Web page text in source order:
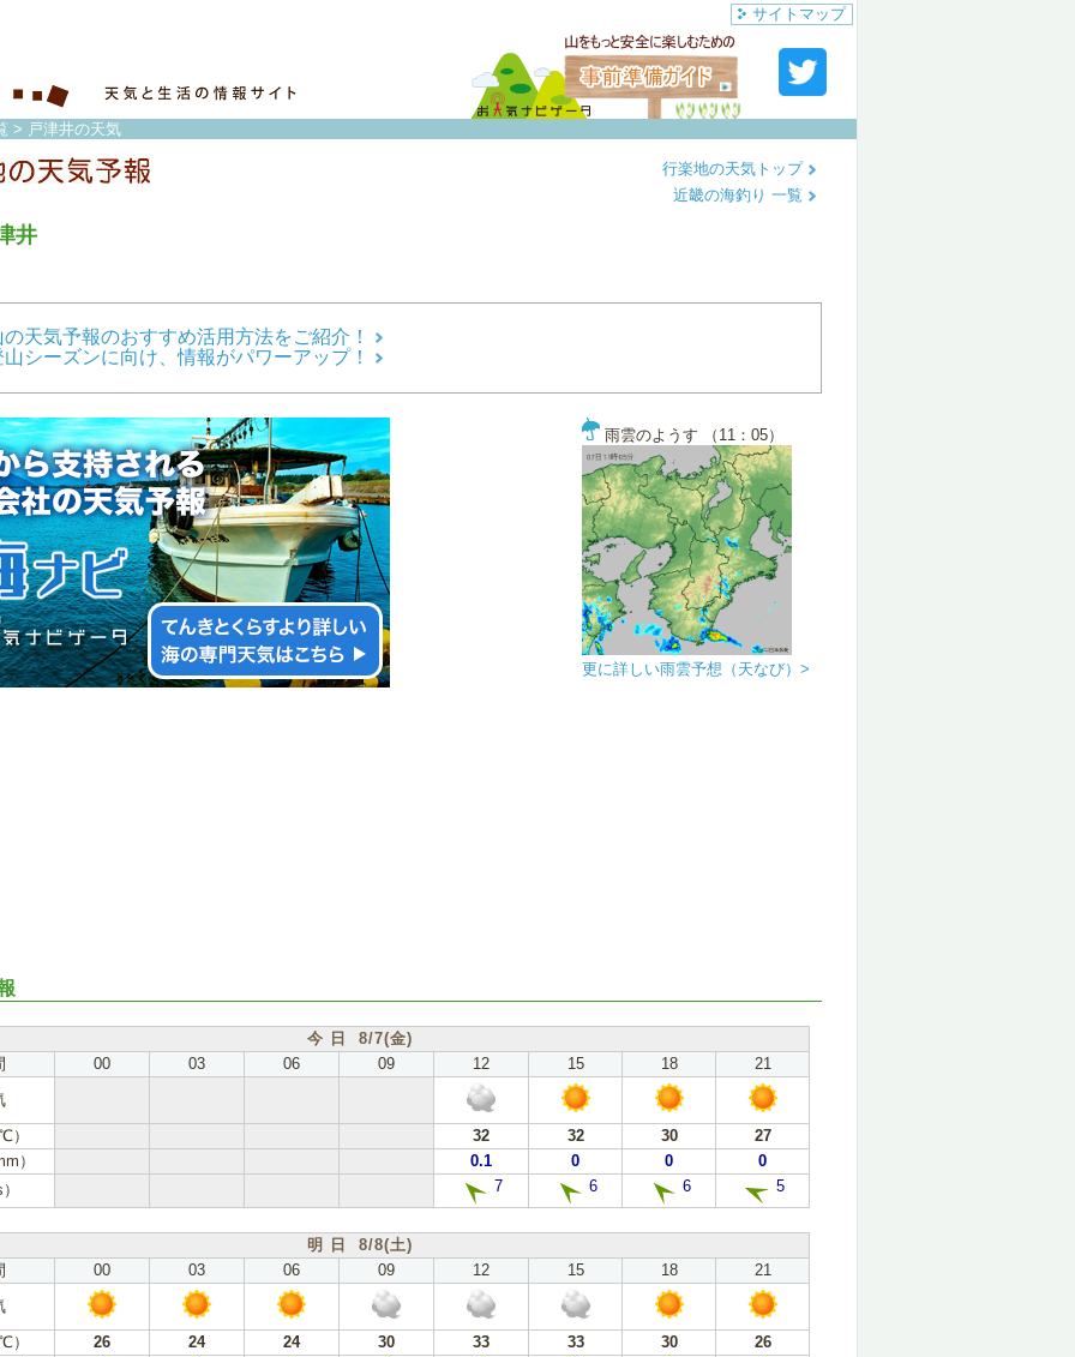
サイトマップ
> 戸津井の天気
井
行楽地の天気トップ
近畿の海釣り 一覧
天気予報のおすすめ活用方法をご紹介！
シーズンに向け、情報がパワーアップ！
雨雲のようす （11：05）
更に詳しい雨雲予想（天なび）>
今 日 8/7(金)
00 03 06 09 12 15 18
21
32 32 30
27
）
0.1 0 0
0
7 6 6 5
明 日 8/8(土)
00 03 06 09 12 15 18
21
26 24 24 30 33 33 30
26